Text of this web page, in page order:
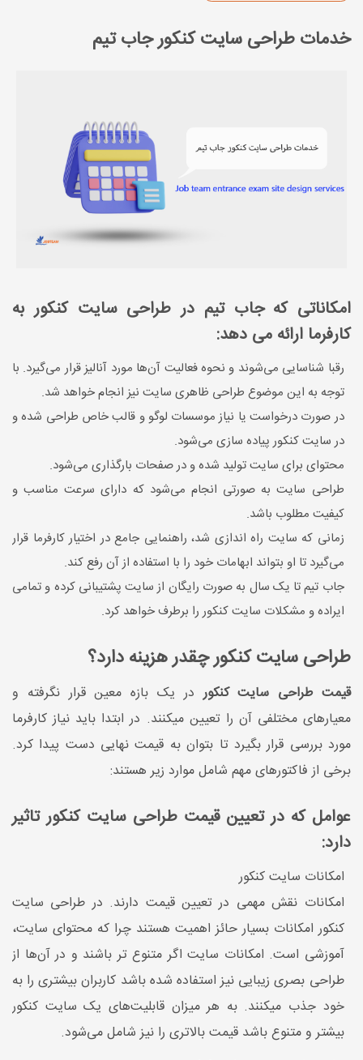
خدمات طراحی سایت کنکور جاب تیم
امکاناتی که جاب تیم در طراحی سایت کنکور به
کارفرما ارائه می دهد:
رقبا شناسایی می‌شوند و نحوه فعالیت آن‌ها مورد آنالیز قرار می‌گیرد. با
توجه به این موضوع طراحی ظاهری سایت نیز انجام خواهد شد.
در صورت درخواست یا نیاز موسسات لوگو و قالب خاص طراحی شده و
در سایت کنکور پیاده سازی می‌شود.
محتوای برای سایت تولید شده و در صفحات بارگذاری می‌شود.
طراحی سایت به صورتی انجام می‌شود که دارای سرعت مناسب و
کیفیت مطلوب باشد.
زمانی که سایت راه اندازی شد، راهنمایی جامع در اختیار کارفرما قرار
می‌گیرد تا او بتواند ابهامات خود را با استفاده از آن رفع کند.
جاب تیم تا یک سال به صورت رایگان از سایت پشتیبانی کرده و تمامی
ایراده و مشکلات سایت کنکور را برطرف خواهد کرد.
طراحی سایت کنکور چقدر هزینه دارد؟
قیمت طراحی سایت کنکوردر یک بازه معین قرار نگرفته و
معیارهای مختلفی آن را تعیین میکنند. در ابتدا باید نیاز کارفرما
مورد بررسی قرار بگیرد تا بتوان به قیمت نهایی دست پیدا کرد.
برخی از فاکتورهای مهم شامل موارد زیر هستند:
عوامل که در تعیین قیمت طراحی سایت کنکور تاثیر
دارد:
امکانات سایت کنکور
امکانات نقش مهمی در تعیین قیمت دارند. در طراحی سایت
کنکور امکانات بسیار حائز اهمیت هستند چرا که محتوای سایت،
آموزشی است. امکانات سایت اگر متنوع تر باشند و در آن‌ها از
طراحی بصری زیبایی نیز استفاده شده باشد کاربران بیشتری را به
خود جذب میکنند. به هر میزان قابلیت‌های یک سایت کنکور
بیشتر و متنوع باشد قیمت بالاتری را نیز شامل می‌شود.